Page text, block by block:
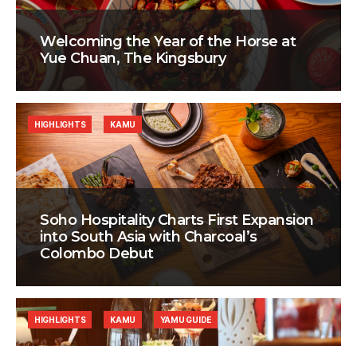
Welcoming the Year of the Horse at
Yue Chuan, The Kingsbury
Soho Hospitality Charts First Expansion
into South Asia with Charcoal’s
Colombo Debut
HIGHLIGHTS KAMU
HIGHLIGHTS KAMU YAMU GUIDE